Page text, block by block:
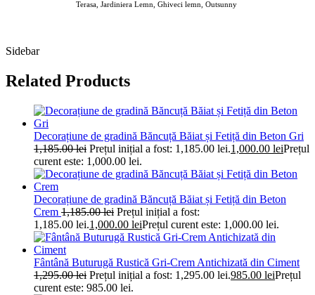
Terasa, Jardiniera Lemn, Ghiveci lemn, Outsunny
Sidebar
Related Products
Decorațiune de gradină Băncuță Băiat și Fetiță din Beton Gri
1,185.00lei Prețul inițial a fost: 1,185.00 lei.1,000.00 leiPrețul
curent este: 1,000.00 lei.
Decorațiune de gradină Băncuță Băiat și Fetiță din Beton
Crem 1,185.00lei Prețul inițial a fost:
1,185.00 lei.1,000.00 leiPrețul curent este: 1,000.00 lei.
Fântână Buturugă Rustică Gri-Crem Antichizată din Ciment
1,295.00lei Prețul inițial a fost: 1,295.00 lei.985.00 leiPrețul
curent este: 985.00 lei.